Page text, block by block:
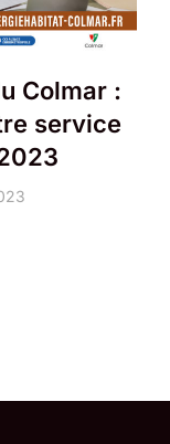
Colmar :
service